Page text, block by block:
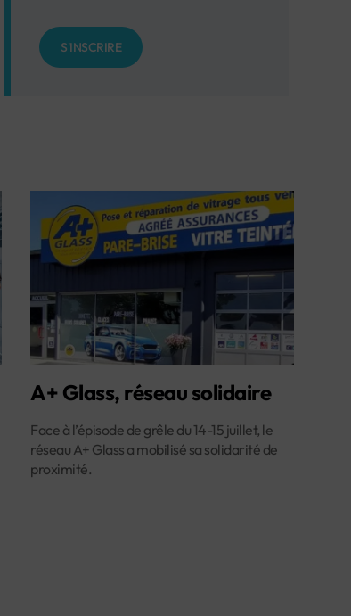
S'INSCRIRE
A+ Glass, réseau solidaire
Face à l’épisode de grêle du 14-15 juillet, le
réseau A+ Glass a mobilisé sa solidarité de
proximité.